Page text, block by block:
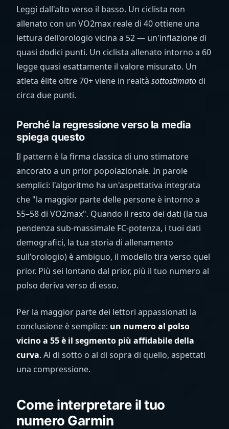
Leggi dall'alto verso il basso. Un ciclista non
allenato con un VO2max reale di 40 ottiene una
lettura dell'orologio vicina a 52 — un'inflazione di
quasi dodici punti. Un ciclista allenato intorno a 60
legge quasi esattamente il valore misurato. Un
atleta élite oltre 70+ viene in realtà sottostimato di
circa due punti.
Perché la regressione verso la media
spiega questo
Il pattern è la firma classica di uno stimatore
ancorato a un prior popolazionale. In parole
semplici: l'algoritmo ha un'aspettativa integrata
che "la maggior parte delle persone è intorno a
55–58 di VO2max". Quando il resto dei dati (la tua
pendenza sub-massimale FC-potenza, i tuoi dati
demografici, la tua storia di allenamento
sull'orologio) è ambiguo, il modello tira verso quel
prior. Più sei lontano dal prior, più il tuo numero al
polso deriva verso di esso.
Per la maggior parte dei lettori appassionati la
conclusione è semplice: un numero al polso
vicino a 55 è il segmento più affidabile della
curva. Al di sotto o al di sopra di quello, aspettati
una compressione.
Come interpretare il tuo
numero Garmin